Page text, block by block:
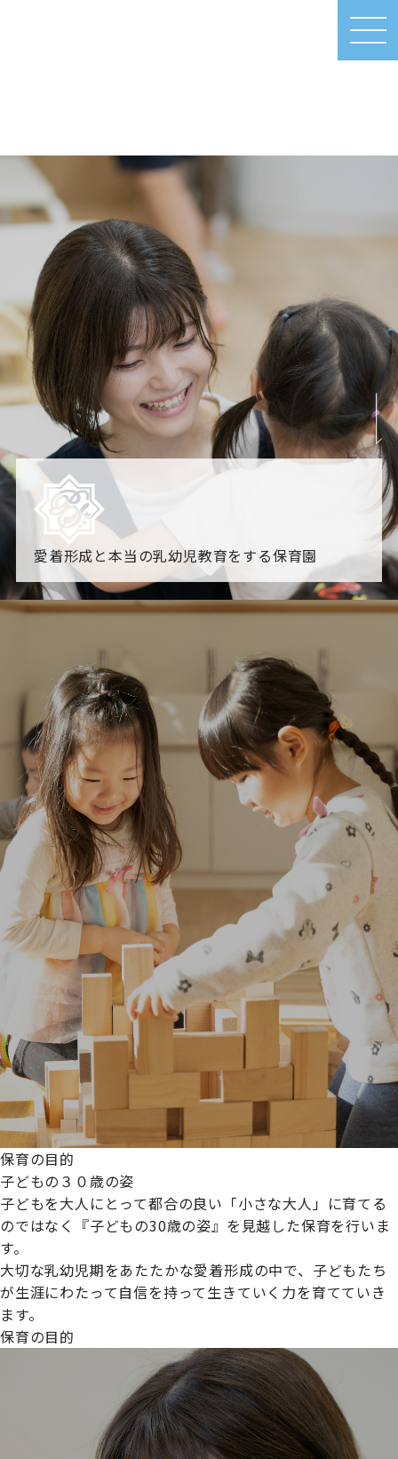
MEN
U
愛着形成と本当の乳幼児教育をする保育園
園からのお知らせ
「すくすく子育て」でリトルスター保育園が紹介されま
各園のブログ
2026.08.06 赤しそジュース作り～にじ組～2026.08.0
5 【そら組】誕生会
一覧を見る
プライムスターほいくえんグループは女性が安心して働き
続けられる環境づくりに取り組んでおり、厚生労働省の
【えるぼし認定(☆☆)】
保育の目的
子どもの３０歳の姿
子どもを大人にとって都合の良い「小さな大人」に育てる
のではなく『子どもの30歳の姿』を見越した保育を行いま
す。
大切な乳幼児期をあたたかな愛着形成の中で、子どもたち
が生涯にわたって自信を持って生きていく力を育てていき
ます。
保育の目的